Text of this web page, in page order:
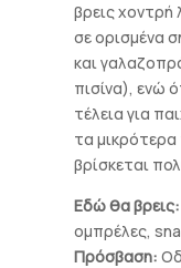
βρεις
σε ορισμένα
και
πισίνα), ενώ
τέλεια για
τα
βρίσκεται
Εδώ θα βρεις:
ομπρέλες,
Πρόσβαση: